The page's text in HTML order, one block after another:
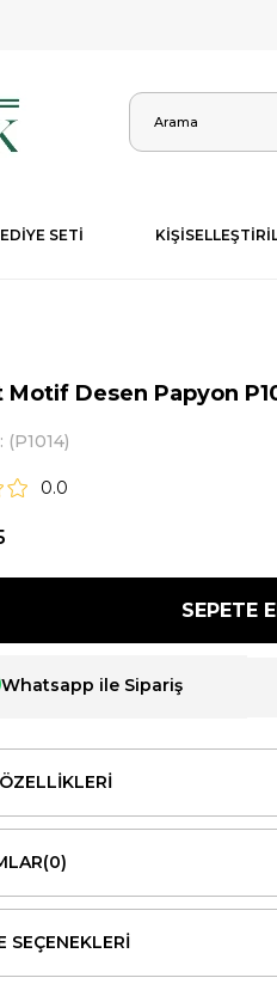
SETİ
Motif Desen Papyon
(P1014)
0.0
Whatsapp ile Sipariş
(0)
SEÇENEKLERI